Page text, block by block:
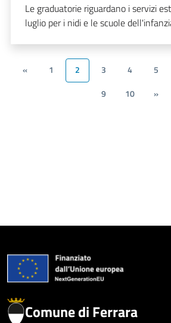
Le graduatorie riguardano i servizi
luglio per i nidi e le scuole
« 1 2 3 4 5
9
10 »
Comune di Ferrara